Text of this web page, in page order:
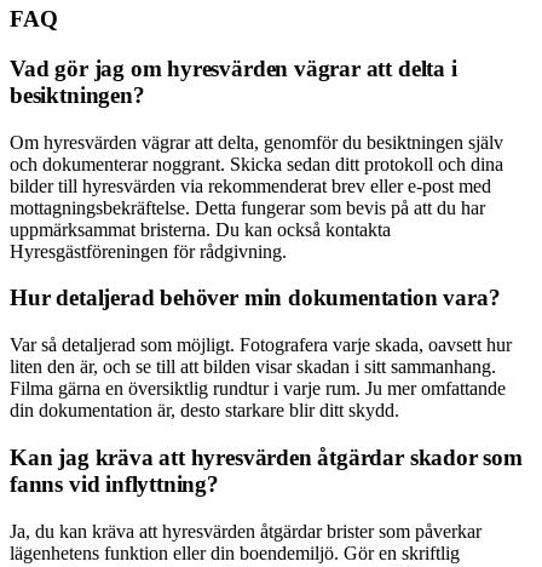
FAQ
Vad gör jag om hyresvärden vägrar att delta i
besiktningen?
Om hyresvärden vägrar att delta, genomför du besiktningen själv
och dokumenterar noggrant. Skicka sedan ditt protokoll och dina
bilder till hyresvärden via rekommenderat brev eller e-post med
mottagningsbekräftelse. Detta fungerar som bevis på att du har
uppmärksammat bristerna. Du kan också kontakta
Hyresgästföreningen för rådgivning.
Hur detaljerad behöver min dokumentation vara?
Var så detaljerad som möjligt. Fotografera varje skada, oavsett hur
liten den är, och se till att bilden visar skadan i sitt sammanhang.
Filma gärna en översiktlig rundtur i varje rum. Ju mer omfattande
din dokumentation är, desto starkare blir ditt skydd.
Kan jag kräva att hyresvärden åtgärdar skador som
fanns vid inflyttning?
Ja, du kan kräva att hyresvärden åtgärdar brister som påverkar
lägenhetens funktion eller din boendemiljö. Gör en skriftlig